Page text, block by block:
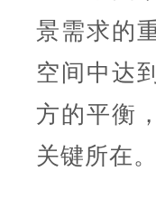
景需求的
空间中达
方的平衡
关键所在。